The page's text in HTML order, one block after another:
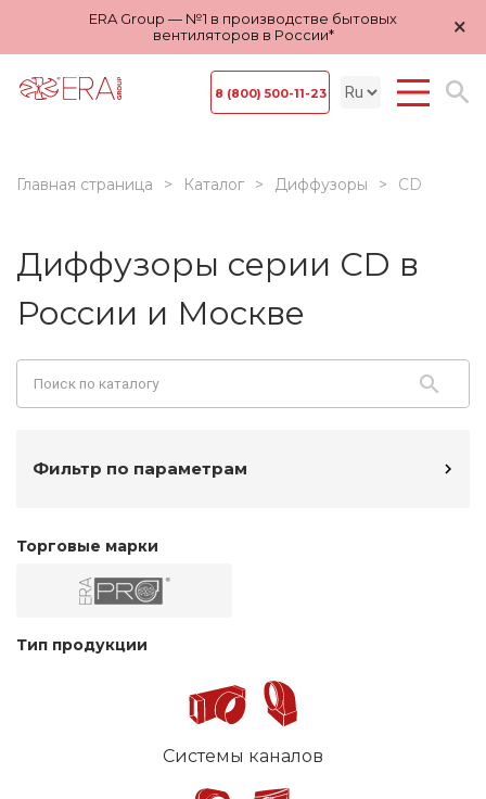
ERA Group — №1 в производстве бытовых
вентиляторов в России*
×
8 (800) 500-11-23
Главная страница Каталог Диффузоры CD
Диффузоры серии CD в
России и Москве
Фильтр по параметрам
Торговые марки
Тип продукции
Системы каналов